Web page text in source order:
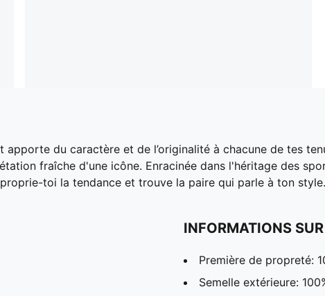
du caractère et de l’originalité à chacune de tes
fraîche d'une icône. Enracinée dans l'héritage des
toi la tendance et trouve la paire qui parle à ton style.
INFORMATIONS
Première de propreté:
Semelle extérieure: